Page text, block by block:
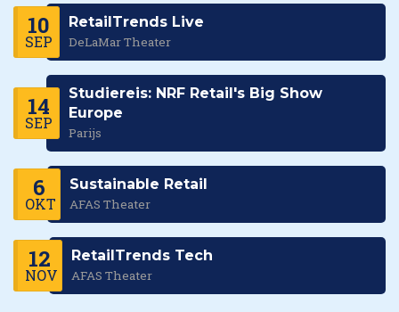
10
SEP
RetailTrends Live
DeLaMar Theater
14
SEP
Studiereis: NRF Retail's Big Show
Europe
Parijs
6
OKT
Sustainable Retail
AFAS Theater
12
NOV
RetailTrends Tech
AFAS Theater